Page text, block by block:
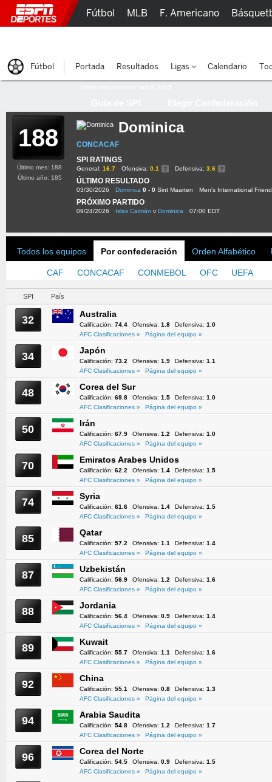
188 Dominica
CONCACAF
SPI RATINGS
General: 16.7 Ofensiva: 0.1 Defensiva: 3.6
ÚLTIMO RESULTADO
03/30/2026 Dominica 0 - 0 Sint Maarten Men's International
PRÓXIMO PARTIDO
09/24/2026 Islas Caimán v Dominica 07:00 EDT
Último mes: 188
Último año: 185
Todos los equipos Por confederación Orden Alfabético
CAF CONCACAF CONMEBOL OFC UEFA
SPI País
32 Australia
Calificación: 74.4 Ofensiva: 1.8 Defensiva: 1.0
AFC Clasificaciones »
Página del equipo »
34 Japón
Calificación: 73.2 Ofensiva: 1.9 Defensiva: 1.1
AFC Clasificaciones »
Página del equipo »
48 Corea del Sur
Calificación: 69.8 Ofensiva: 1.5 Defensiva: 1.0
AFC Clasificaciones »
Página del equipo »
50 Irán
Calificación: 67.9 Ofensiva: 1.2 Defensiva: 1.0
AFC Clasificaciones »
Página del equipo »
70 Emiratos Arabes Unidos
Calificación: 62.2 Ofensiva: 1.4 Defensiva: 1.5
AFC Clasificaciones »
Página del equipo »
74 Syria
Calificación: 61.6 Ofensiva: 1.4 Defensiva: 1.5
AFC Clasificaciones »
Página del equipo »
85 Qatar
Calificación: 57.2 Ofensiva: 1.1 Defensiva: 1.4
AFC Clasificaciones »
Página del equipo »
87 Uzbekistán
Calificación: 56.9 Ofensiva: 1.2 Defensiva: 1.6
AFC Clasificaciones »
Página del equipo »
88 Jordania
Calificación: 56.4 Ofensiva: 0.9 Defensiva: 1.4
AFC Clasificaciones »
Página del equipo »
89 Kuwait
Calificación: 55.7 Ofensiva: 1.1 Defensiva: 1.6
AFC Clasificaciones »
Página del equipo »
92 China
Calificación: 55.1 Ofensiva: 0.8 Defensiva: 1.3
AFC Clasificaciones »
Página del equipo »
94 Arabia Saudita
Calificación: 54.8 Ofensiva: 1.2 Defensiva: 1.7
AFC Clasificaciones »
Página del equipo »
96 Corea del Norte
Calificación: 54.5 Ofensiva: 0.9 Defensiva: 1.5
AFC Clasificaciones »
Página del equipo »
Fútbol MLB F. Americano
Fútbol Portada Resultados Ligas Calendario